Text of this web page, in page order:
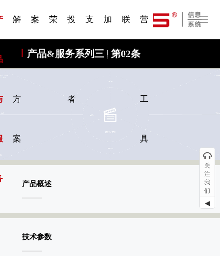
解
方
案
案
例
荣
誉
投
资
者
支
持
加
入
联
系
营
工
具
产品&服务系列三 | 第02条
产品概述
技术参数
关
注
我
们
◀